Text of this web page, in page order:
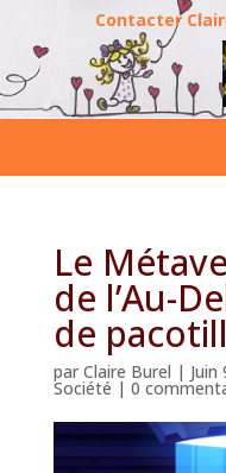
Contacter
Le
de l’Au-
de
par Claire Burel | Juin
Société | 0